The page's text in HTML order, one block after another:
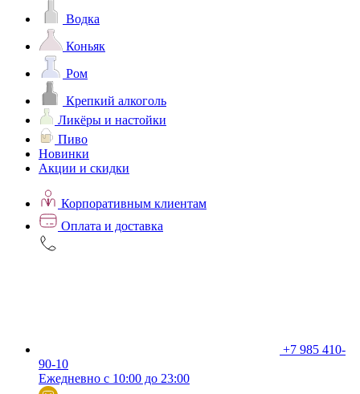
Водка
Коньяк
Ром
Крепкий алкоголь
Ликёры и настойки
Пиво
Новинки
Акции и скидки
Корпоративным клиентам
Оплата и доставка
+7 985 410-
90-10
Ежедневно с 10:00 до 23:00